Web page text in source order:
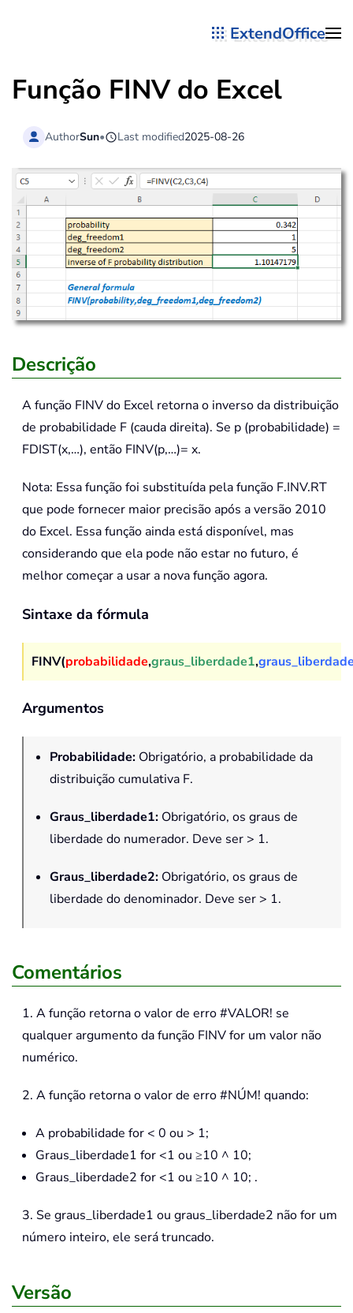
ExtendOffice
Função FINV do Excel
AuthorSun• Last modified2025-08-26
Descrição
A função FINVdo Excel retorna o inverso da distribuição
de probabilidade F (cauda direita). Se p (probabilidade) =
FDIST(x,…), então FINV(p,…)= x.
Nota: Essa função foi substituída pela função F.INV.RT
que pode fornecer maior precisão após a versão 2010
do Excel. Essa função ainda está disponível, mas
considerando que ela pode não estar no futuro, é
melhor começar a usar a nova função agora.
Sintaxe da fórmula
FINV(probabilidade,graus_liberdade1,
Argumentos
Probabilidade: Obrigatório, a probabilidade da
distribuição cumulativa F.
Graus_liberdade1: Obrigatório, os graus de
liberdade do numerador. Deve ser > 1.
Graus_liberdade2: Obrigatório, os graus de
liberdade do denominador. Deve ser > 1.
Comentários
1. A função retorna o valor de erro #VALOR! se
qualquer argumento da função FINV for um valor não
numérico.
2. A função retorna o valor de erro #NÚM! quando:
A probabilidade for < 0 ou > 1;
Graus_liberdade1 for <1 ou ≥10 ^ 10;
Graus_liberdade2 for <1 ou ≥10 ^ 10; .
3. Se graus_liberdade1 ou graus_liberdade2 não for um
número inteiro, ele será truncado.
Versão